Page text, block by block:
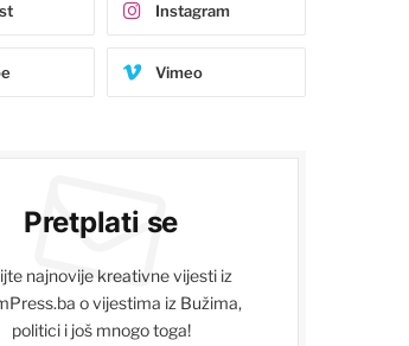
Instagram
Vimeo
Pretplati se
najnovije kreativne vijesti iz
o vijestima iz Bužima,
politici i još mnogo toga!